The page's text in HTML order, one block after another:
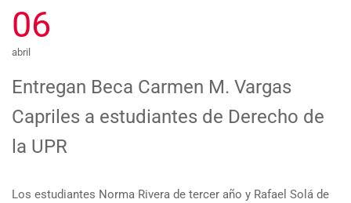
06
abril
Entregan Beca Carmen M. Vargas
Capriles a estudiantes de Derecho de
la UPR
Los estudiantes Norma Rivera de tercer año y Rafael Solá de